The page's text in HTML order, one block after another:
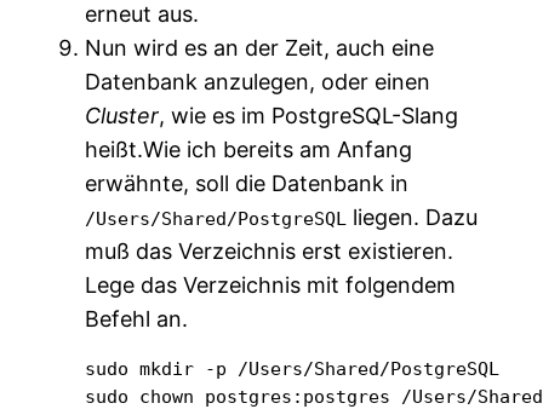
erneut aus.
Nun wird es an der Zeit, auch eine
Datenbank anzulegen, oder einen
Cluster, wie es im PostgreSQL-Slang
heißt.Wie ich bereits am Anfang
erwähnte, soll die Datenbank in
/Users/Shared/PostgreSQL
liegen. Dazu
muß das Verzeichnis erst existieren.
Lege das Verzeichnis mit folgendem
Befehl an.
sudo mkdir -p /Users/Shared/PostgreSQL
sudo chown postgres:postgres /Users/